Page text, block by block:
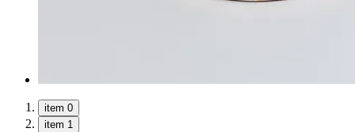
item 0
item 1